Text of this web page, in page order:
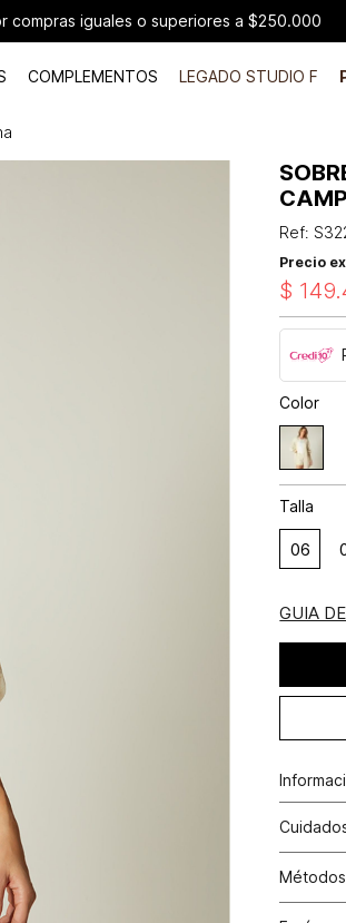
compras iguales o superiores a $250.000
COMPLEMENTOS LEGADO STUDIO F
Ref:
Precio
$ 149.
Color
Talla
06
GUIA
Algodón
Lavado
causar